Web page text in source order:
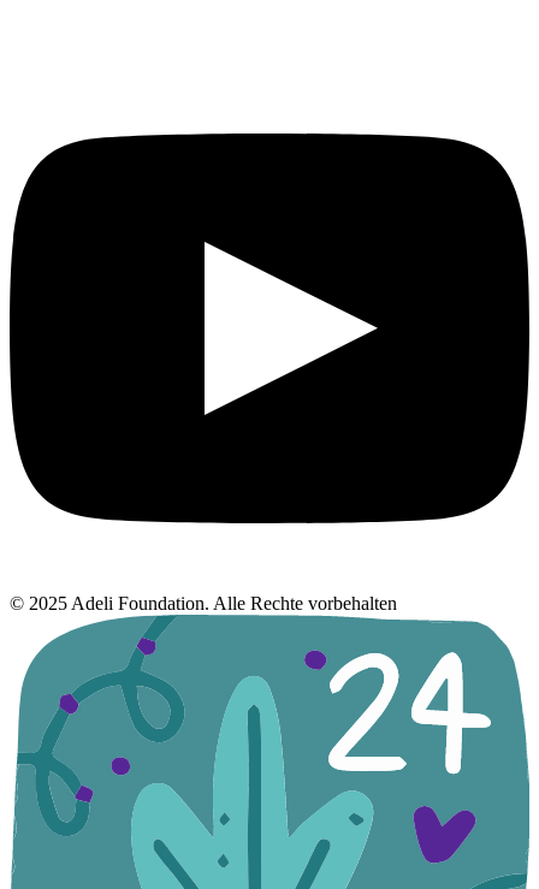
© 2025 Adeli Foundation. Alle Rechte vorbehalten